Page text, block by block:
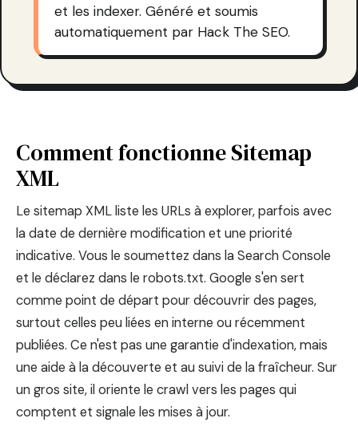
et les indexer. Généré et soumis
automatiquement par Hack The SEO.
Comment fonctionne Sitemap
XML
Le sitemap XML liste les URLs à explorer, parfois avec
la date de dernière modification et une priorité
indicative. Vous le soumettez dans la Search Console
et le déclarez dans le robots.txt. Google s'en sert
comme point de départ pour découvrir des pages,
surtout celles peu liées en interne ou récemment
publiées. Ce n'est pas une garantie d'indexation, mais
une aide à la découverte et au suivi de la fraîcheur. Sur
un gros site, il oriente le crawl vers les pages qui
comptent et signale les mises à jour.